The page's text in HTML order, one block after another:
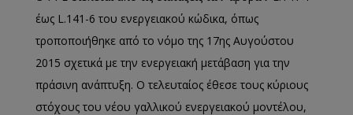
έως L.141-6 του ενεργειακού κώδικα, όπως
τροποποιήθηκε από το νόμο της 17ης Αυγούστου
2015 σχετικά με την ενεργειακή μετάβαση για την
πράσινη ανάπτυξη. Ο τελευταίος έθεσε τους κύριους
στόχους του νέου γαλλικού ενεργειακού μοντέλου,